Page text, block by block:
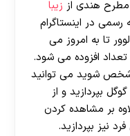
مطرح هندی از زیبا
در اینستاگرام
18 میلیون فالوور تا به امروز می
تعداد افزوده می شود.
شخص شوید می توانید
بپردازید و از
بر مشاهده کردن
نیز بپردازید.